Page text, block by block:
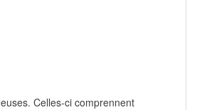
Celles-ci comprennent